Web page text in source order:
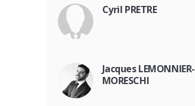
Cyril PRETRE
Jacques LEMONNIER-
MORESCHI